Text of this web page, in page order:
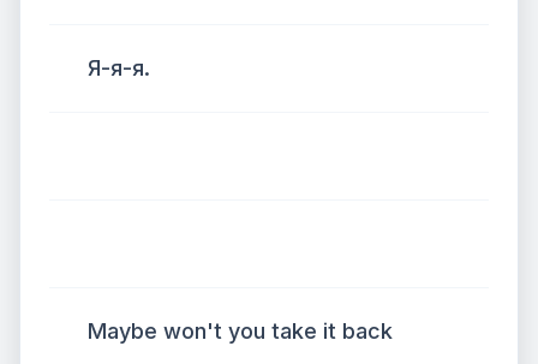
Я-я-я.
Maybe won't you take it back